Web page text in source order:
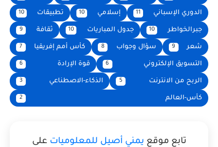
الدوري الإسباني إسلامي تطبيقات
جبرالخواطر جدول المباريات ثقافة
شعر سؤال وجواب كأس أمم إفريقيا
التسويق الإلكتروني قوة الإرادة
الربح من الانترنت الذكاء-الاصطناعي
كأس-العالم
تابع موقعيمني أصيل للمعلومياتعلى